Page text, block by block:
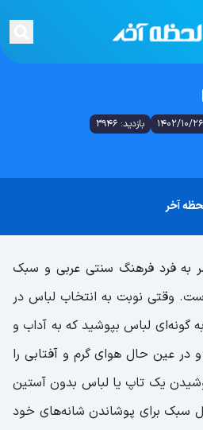
بازدید: 3946
آخر
به فرد فرهنگ سنتی عربی و سبک
وقتی نوبت به انتخاب لباس در
لباس بپوشید که به آداب و
در عین حال هوای گرم و آفتابی را
یک تاپ یا لباس بدون آستین
سبک برای پوشاندن شانه‌های خود